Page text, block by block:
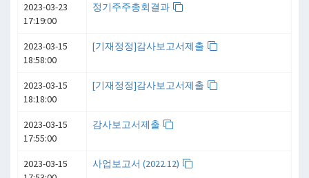
2023-03-23
17:19:00
정기주주총회결과
2023-03-15
18:58:00
[기재정정]감사보고서제출
2023-03-15
18:18:00
[기재정정]감사보고서제출
2023-03-15
17:55:00
감사보고서제출
2023-03-15
사업보고서 (2022.12)